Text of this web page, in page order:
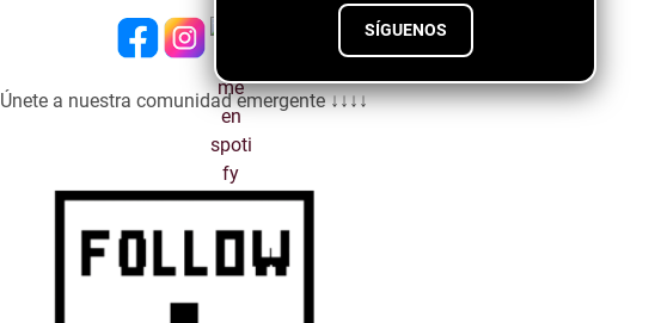
SÍGUENOS
Únete a nuestra comunidad emergente ↓↓↓↓